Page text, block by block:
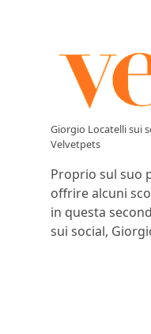
Giorgio Locatelli sui
Velvetpets
Proprio sul suo
offrire alcuni
in questa
sui social,